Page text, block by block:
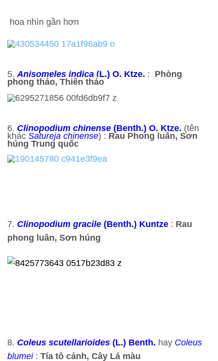
hoa nhìn gần hơn
5.Anisomeles indica (L.) O. Ktze. : Phòng
phong thảo, Thiên thảo
6. Clinopodium chinense (Benth.) O. Ktze. (tên
khác Satureja chinense) : Rau Phong luân, Sơn
húng Trung quốc
7. Clinopodium gracile (Benth.) Kuntze : Rau
phong luân, Sơn húng
8. Coleus scutellarioides (L.) Benth. hay Coleus
blumei : Tía tô cảnh, Cây Lá màu